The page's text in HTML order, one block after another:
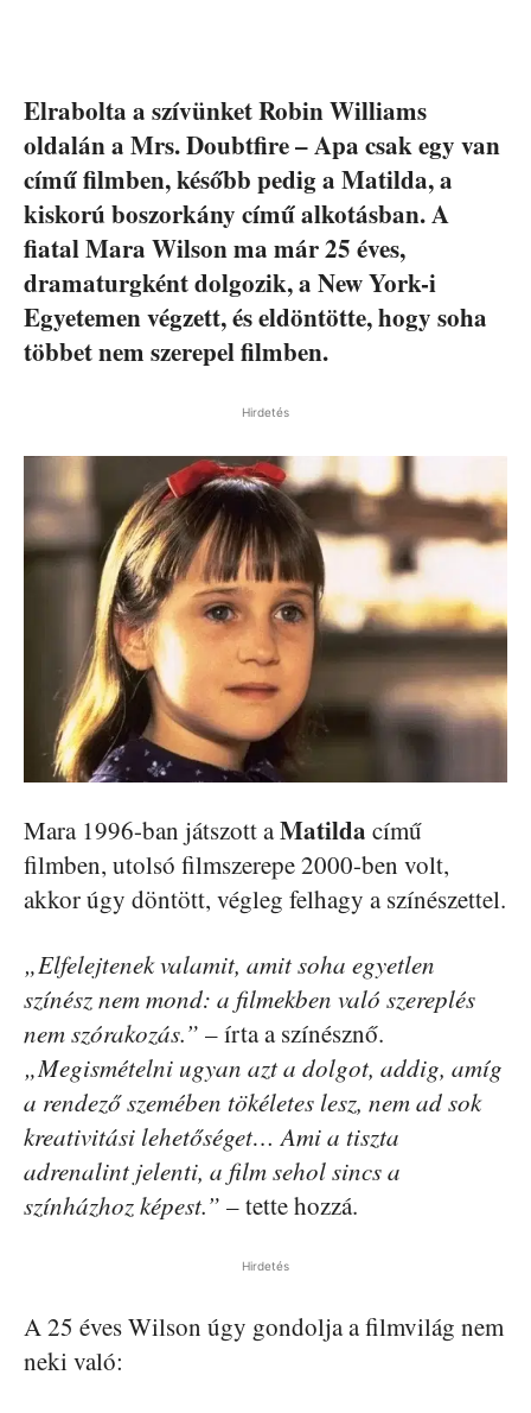
Elrabolta a szívünket Robin Williams
oldalán a Mrs. Doubtfire – Apa csak egy van
című filmben, később pedig a Matilda, a
kiskorú boszorkány című alkotásban. A
fiatal Mara Wilson ma már 25 éves,
dramaturgként dolgozik, a New York-i
Egyetemen végzett, és eldöntötte, hogy soha
többet nem szerepel filmben.
Hirdetés
Mara 1996-ban játszott aMatilda című
filmben, utolsó filmszerepe 2000-ben volt,
akkor úgy döntött, végleg felhagy a színészettel.
„Elfelejtenek valamit, amit soha egyetlen
színész nem mond: a filmekben való szereplés
nem szórakozás.” – írta a színésznő.
„Megismételni ugyan azt a dolgot, addig, amíg
a rendező szemében tökéletes lesz, nem ad sok
kreativitási lehetőséget… Ami a tiszta
adrenalint jelenti, a film sehol sincs a
színházhoz képest.” – tette hozzá.
Hirdetés
A 25 éves Wilson úgy gondolja a filmvilág nem
neki való: